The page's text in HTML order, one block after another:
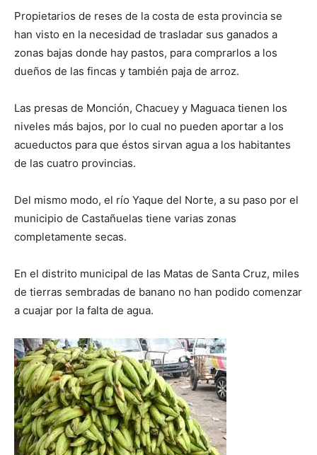
Propietarios de reses de la costa de esta provincia se
han visto en la necesidad de trasladar sus ganados a
zonas bajas donde hay pastos, para comprarlos a los
dueños de las fincas y también paja de arroz.
Las presas de Monción, Chacuey y Maguaca tienen los
niveles más bajos, por lo cual no pueden aportar a los
acueductos para que éstos sirvan agua a los habitantes
de las cuatro provincias.
Del mismo modo, el río Yaque del Norte, a su paso por el
municipio de Castañuelas tiene varias zonas
completamente secas.
En el distrito municipal de las Matas de Santa Cruz, miles
de tierras sembradas de banano no han podido comenzar
a cuajar por la falta de agua.